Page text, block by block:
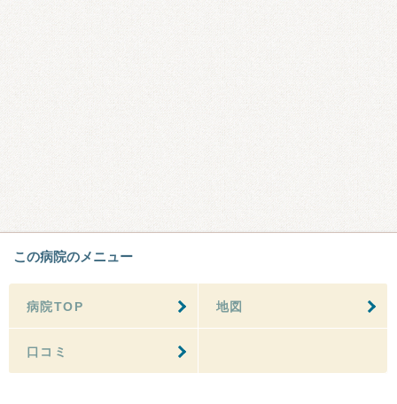
この病院のメニュー
病院TOP 地図
口コミ